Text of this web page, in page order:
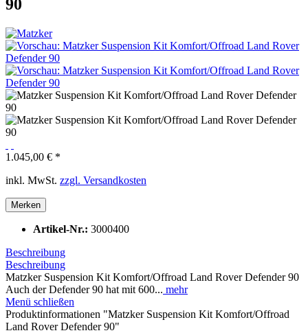
90
1.045,00 € *
inkl. MwSt. zzgl. Versandkosten
Merken
Artikel-Nr.: 3000400
Beschreibung
Beschreibung
Matzker Suspension Kit Komfort/Offroad Land Rover Defender 90
Auch der Defender 90 hat mit 600... mehr
Menü schließen
Produktinformationen "Matzker Suspension Kit Komfort/Offroad
Land Rover Defender 90"